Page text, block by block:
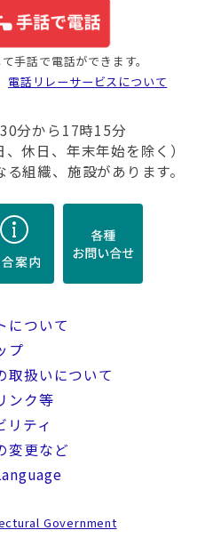
手話で電話ができます。
電話リレーサービスについて
分から17時15分
休日、年末年始を除く）
組織、施設があります。
について
プ
取扱いについて
ンク等
リティ
変更など
Government